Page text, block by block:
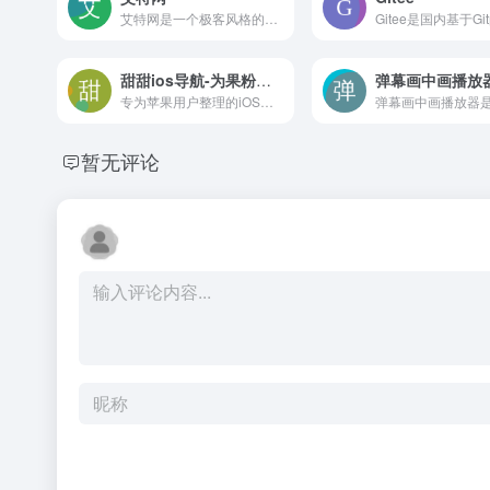
甜甜ios导航-为果粉提供的导航网站 弹幕画中画播放
暂无评论